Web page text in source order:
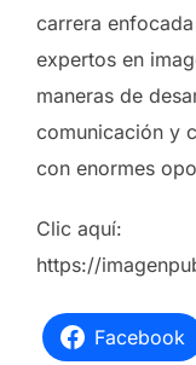
carrera
expertos en
maneras de
comunicación y
con enormes
Clic aquí:
https://
Facebook